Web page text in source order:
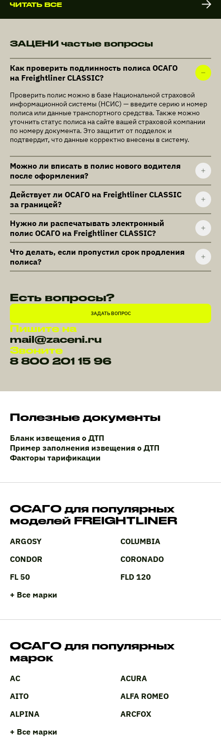
ЧИТАТЬ ВСЕ
ЗАЦЕНИ частые вопросы
Как проверить подлинность полиса ОСАГО
на Freightliner CLASSIC?
Проверить полис можно в базе Национальной страховой
информационной системы (НСИС) — введите серию и номер
полиса или данные транспортного средства. Также можно
уточнить статус полиса на сайте вашей страховой компании
по номеру документа. Это защитит от подделок и
подтвердит, что данные корректно внесены в систему.
Можно ли вписать в полис нового водителя
после оформления?
Действует ли ОСАГО на Freightliner CLASSIC
за границей?
Нужно ли распечатывать электронный
полис ОСАГО на Freightliner CLASSIC?
Что делать, если пропустил срок продления
полиса?
Есть вопросы?
ЗАДАТЬ ВОПРОС
Пишите на
mail@zaceni.ru
Звоните
8 800 201 15 96
Полезные документы
Бланк извещения о ДТП
Пример заполнения извещения о ДТП
Факторы тарификации
ОСАГО для популярных
моделей FREIGHTLINER
ARGOSY
COLUMBIA
CONDOR
CORONADO
FL 50
FLD 120
+ Все марки
ОСАГО для популярных
марок
AC
ACURA
AITO
ALFA ROMEO
ALPINA
ARCFOX
+ Все марки